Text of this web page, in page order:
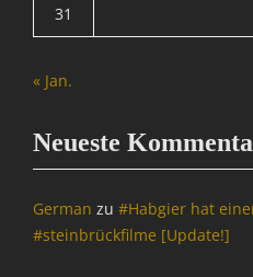
&
o
e
g
31
« Jan.
Neueste
German zu #Habgier hat
#steinbrückfilme [Update!]